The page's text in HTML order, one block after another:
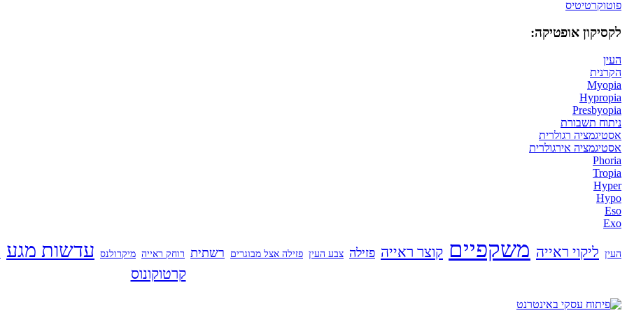
פוטוקרטיטיס
לקסיקון אופטיקה:
העין
הקרנית
Myopia
Hypropia
Presbyopia
ניתוח תשבורת
אסטיגמציה רגולרית
אסטיגמציה אירגולרית
Phoria
Tropia
Hyper
Hypo
Eso
Exo
העין ליקוי ראייה משקפיים קוצר ראייה פזילה צבע העין פזילה אצל מבוגרים רשתית רוחק ראייה מיקרולנס עדשות מגע
קרטוקונוס